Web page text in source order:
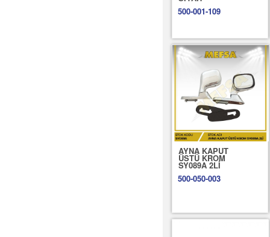
500-001-109
AYNA KAPUT
ÜSTÜ KROM
SY089A 2Lİ
500-050-003